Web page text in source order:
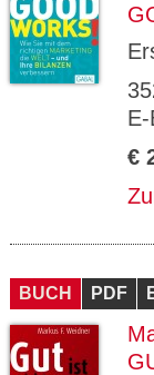
€
BUCH PDF